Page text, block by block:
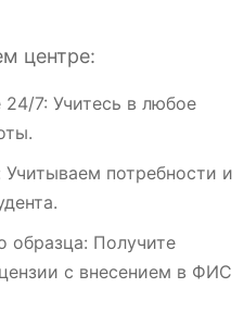
центре:
7: Учитесь в любое
потребности и
образца: Получите
с внесением в ФИС